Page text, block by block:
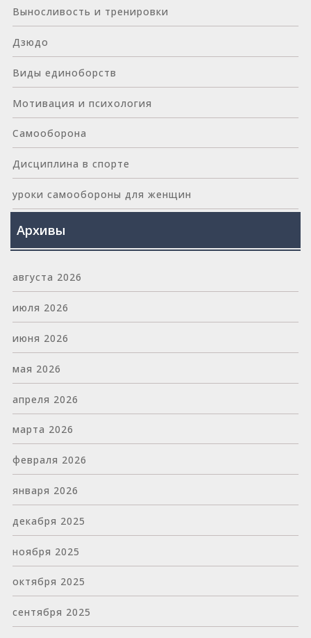
Выносливость и тренировки
Дзюдо
Виды единоборств
Мотивация и психология
Самооборона
Дисциплина в спорте
уроки самообороны для женщин
Архивы
августа 2026
июля 2026
июня 2026
мая 2026
апреля 2026
марта 2026
февраля 2026
января 2026
декабря 2025
ноября 2025
октября 2025
сентября 2025